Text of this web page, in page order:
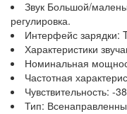
Звук Большой/
регулировка.
Интерфейс зарядки:
Характеристики
Номинальная
Частотная
Чувствительность: -
Тип: